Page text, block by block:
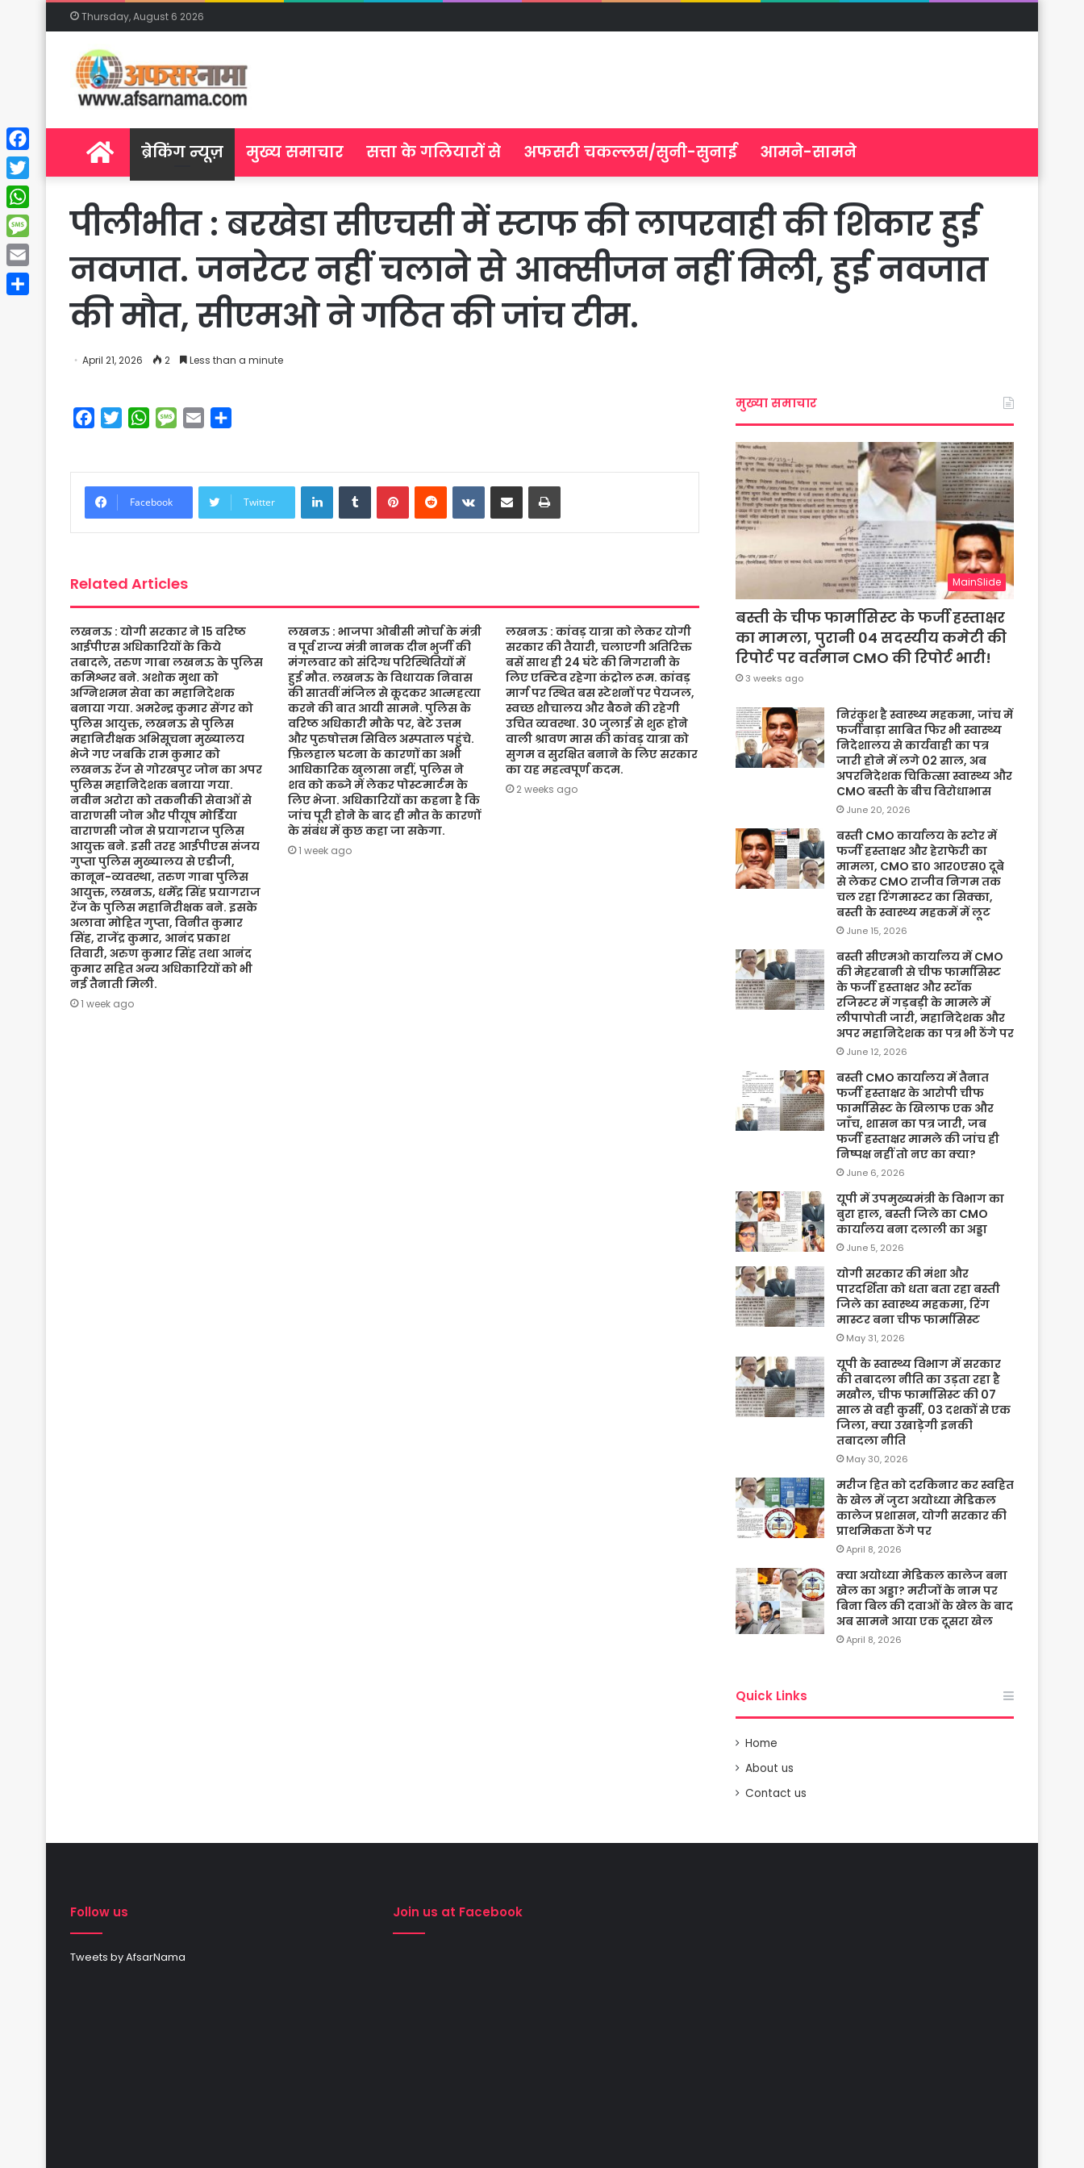
Thursday, August 6 2026
Homeब्रेकिंग न्यूज़ मुख्य समाचार सत्ता के गलियारों से अफसरी चकल्लस/सुनी-सुनाई आमने-सामने
पीलीभीत : बरखेडा सीएचसी में स्टाफ की लापरवाही की शिकार हुई
नवजात. जनरेटर नहीं चलाने से आक्सीजन नहीं मिली, हुई नवजात
की मौत, सीएमओ ने गठित की जांच टीम.
April 21, 2026 2 Less than a minute
b
o
e
W
s
A
M
g
Facebook Twitter
LinkedInTumblrPinterestReddit VKontakte
Share via Email Print
Related Articles
लखनऊ : योगी सरकार ने 15 वरिष्ठ
आईपीएस अधिकारियों के किये
तबादले, तरुण गाबा लखनऊ के पुलिस
कमिश्नर बने. अशोक मुथा को
अग्निशमन सेवा का महानिदेशक
बनाया गया. अमरेन्द्र कुमार सेंगर को
पुलिस आयुक्त, लखनऊ से पुलिस
महानिरीक्षक अभिसूचना मुख्यालय
भेजे गए जबकि राम कुमार को
लखनऊ रेंज से गोरखपुर जोन का अपर
पुलिस महानिदेशक बनाया गया.
नवीन अरोरा को तकनीकी सेवाओं से
वाराणसी जोन और पीयूष मोर्डिया
वाराणसी जोन से प्रयागराज पुलिस
आयुक्त बने. इसी तरह आईपीएस संजय
गुप्ता पुलिस मुख्यालय से एडीजी,
कानून-व्यवस्था, तरुण गाबा पुलिस
आयुक्त, लखनऊ, धर्मेंद्र सिंह प्रयागराज
रेंज के पुलिस महानिरीक्षक बने. इसके
अलावा मोहित गुप्ता, विनीत कुमार
सिंह, राजेंद्र कुमार, आनंद प्रकाश
तिवारी, अरुण कुमार सिंह तथा आनंद
कुमार सहित अन्य अधिकारियों को भी
नई तैनाती मिली.
1 week ago
लखनऊ : भाजपा ओबीसी मोर्चा के मंत्री
व पूर्व राज्य मंत्री नानक दीन भुर्जी की
मंगलवार को संदिग्ध परिस्थितियों में
हुई मौत. लखनऊ के विधायक निवास
की सातवीं मंजिल से कूदकर आत्महत्या
करने की बात आयी सामने. पुलिस के
वरिष्ठ अधिकारी मौके पर, बेटे उत्तम
और पुरुषोत्तम सिविल अस्पताल पहुंचे.
फ़िलहाल घटना के कारणों का अभी
आधिकारिक खुलासा नहीं, पुलिस ने
शव को कब्जे में लेकर पोस्टमार्टम के
लिए भेजा. अधिकारियों का कहना है कि
जांच पूरी होने के बाद ही मौत के कारणों
के संबंध में कुछ कहा जा सकेगा.
1 week ago
लखनऊ : कांवड़ यात्रा को लेकर योगी
सरकार की तैयारी, चलाएगी अतिरिक्त
बसें साथ ही 24 घंटे की निगरानी के
लिए एक्टिव रहेगा कंट्रोल रूम. कांवड़
मार्ग पर स्थित बस स्टेशनों पर पेयजल,
स्वच्छ शौचालय और बैठने की रहेगी
उचित व्यवस्था. 30 जुलाई से शुरू होने
वाली श्रावण मास की कांवड़ यात्रा को
सुगम व सुरक्षित बनाने के लिए सरकार
का यह महत्वपूर्ण कदम.
2 weeks ago
मुख्या समाचार
MainSlide
बस्ती के चीफ फार्मासिस्ट के फर्जी हस्ताक्षर
का मामला, पुरानी 04 सदस्यीय कमेटी की
रिपोर्ट पर वर्तमान CMO की रिपोर्ट भारी!
3 weeks ago
निरंकुश है स्वास्थ्य महकमा, जांच में
फर्जीवाड़ा साबित फिर भी स्वास्थ्य
निदेशालय से कार्यवाही का पत्र
जारी होने में लगे 02 साल, अब
अपरनिदेशक चिकित्सा स्वास्थ्य और
CMO बस्ती के बीच विरोधाभास
June 20, 2026
बस्ती CMO कार्यालय के स्टोर में
फर्जी हस्ताक्षर और हेराफेरी का
मामला, CMO डा० आर०एस० दूबे
से लेकर CMO राजीव निगम तक
चल रहा रिंगमास्टर का सिक्का,
बस्ती के स्वास्थ्य महकमें में लूट
June 15, 2026
बस्ती सीएमओ कार्यालय में CMO
की मेहरबानी से चीफ फार्मासिस्ट
के फर्जी हस्ताक्षर और स्टॉक
रजिस्टर में गड़बड़ी के मामले में
लीपापोती जारी, महानिदेशक और
अपर महानिदेशक का पत्र भी ठेंगे पर
June 12, 2026
बस्ती CMO कार्यालय में तैनात
फर्जी हस्ताक्षर के आरोपी चीफ
फार्मासिस्ट के खिलाफ एक और
जाँच, शासन का पत्र जारी, जब
फर्जी हस्ताक्षर मामले की जांच ही
निष्पक्ष नहीं तो नए का क्या?
June 6, 2026
यूपी में उपमुख्यमंत्री के विभाग का
बुरा हाल, बस्ती जिले का CMO
कार्यालय बना दलाली का अड्डा
June 5, 2026
योगी सरकार की मंशा और
पारदर्शिता को धता बता रहा बस्ती
जिले का स्वास्थ्य महकमा, रिंग
मास्टर बना चीफ फार्मासिस्ट
May 31, 2026
यूपी के स्वास्थ्य विभाग में सरकार
की तबादला नीति का उड़ता रहा है
मखौल, चीफ फार्मासिस्ट की 07
साल से वही कुर्सी, 03 दशकों से एक
जिला, क्या उखाड़ेगी इनकी
तबादला नीति
May 30, 2026
मरीज हित को दरकिनार कर स्वहित
के खेल में जुटा अयोध्या मेडिकल
कालेज प्रशासन, योगी सरकार की
प्राथमिकता ठेंगे पर
April 8, 2026
क्या अयोध्या मेडिकल कालेज बना
खेल का अड्डा? मरीजों के नाम पर
बिना बिल की दवाओं के खेल के बाद
अब सामने आया एक दूसरा खेल
April 8, 2026
Quick Links
Home
About us
Contact us
Follow us
Tweets by AfsarNama
Join us at Facebook
Facebook
Twitter
WhatsApp
Message
Email